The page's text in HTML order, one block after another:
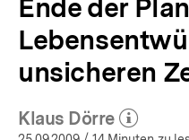
Ende der
unsicheren
Klaus Dörre
(Mehr zum